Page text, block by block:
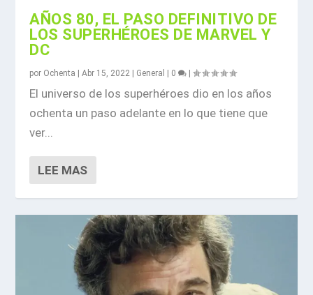
AÑOS 80, EL PASO DEFINITIVO DE
LOS SUPERHÉROES DE MARVEL Y
DC
por Ochenta |Abr 15, 2022 | General | 0 |
El universo de los superhéroes dio en los años
ochenta un paso adelante en lo que tiene que
ver...
LEE MAS